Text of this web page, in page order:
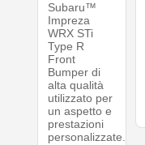
Subaru™
Impreza
WRX STi
Type R
Front
Bumper di
alta qualità
utilizzato per
un aspetto e
prestazioni
personalizzate.